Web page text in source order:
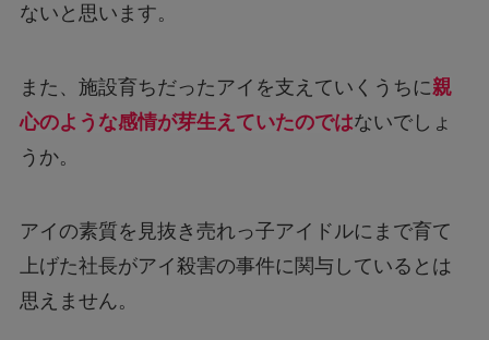
ないと思います。
また、施設育ちだったアイを支えていくうちに親
心のような感情が芽生えていたのではないでしょ
うか。
アイの素質を見抜き売れっ子アイドルにまで育て
上げた社長がアイ殺害の事件に関与しているとは
思えません。